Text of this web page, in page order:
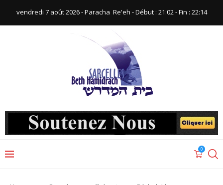
vendredi 7 août 2026 - Paracha ‪ Re'eh‬ - Début : 21:02‬ - Fin : ‪22:14‬
0